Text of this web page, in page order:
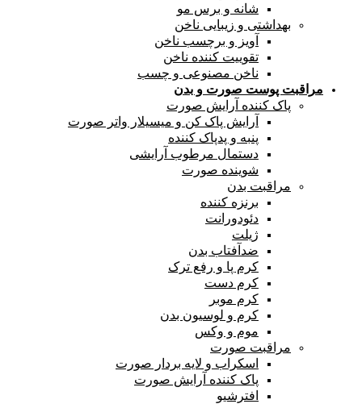
شانه و برس مو
بهداشتی و زیبایی ناخن
آویز و برچسب ناخن
تقوییت کننده ناخن
ناخن مصنوعی و چسب
مراقبت پوست صورت و بدن
پاک کننده آرایش صورت
آرایش پاک کن و میسیلار واتر صورت
پنبه و پدپاک کننده
دستمال مرطوب آرایشی
شوینده صورت
مراقبت بدن
برنزه کننده
دئودورانت
ژیلت
ضدآفتاب بدن
کرم پا و رفع ترک
کرم دست
کرم موبر
کرم و لوسیون بدن
موم و وکس
مراقبت صورت
اسکراب و لایه بردار صورت
پاک کننده آرایش صورت
افترشیو